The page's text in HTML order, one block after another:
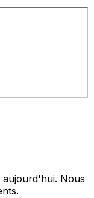
aujourd'hui. Nous